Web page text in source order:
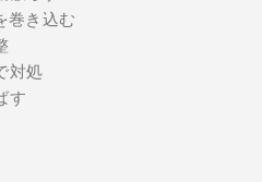
巻き込む
対処
す